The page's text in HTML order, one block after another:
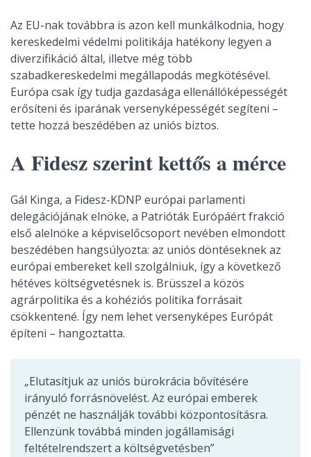
Az EU-nak továbbra is azon kell munkálkodnia, hogy
kereskedelmi védelmi politikája hatékony legyen a
diverzifikáció által, illetve még több
szabadkereskedelmi megállapodás megkötésével.
Európa csak így tudja gazdasága ellenállóképességét
erősíteni és iparának versenyképességét segíteni –
tette hozzá beszédében az uniós biztos.
A Fidesz szerint kettős a mérce
Gál Kinga, a Fidesz-KDNP európai parlamenti
delegációjának elnöke, a Patrióták Európáért frakció
első alelnöke a képviselőcsoport nevében elmondott
beszédében hangsúlyozta: az uniós döntéseknek az
európai embereket kell szolgálniuk, így a következő
hétéves költségvetésnek is. Brüsszel a közös
agrárpolitika és a kohéziós politika forrásait
csökkentené. Így nem lehet versenyképes Európát
építeni – hangoztatta.
„Elutasítjuk az uniós bürokrácia bővítésére
irányuló forrásnövelést. Az európai emberek
pénzét ne használják további központosításra.
Ellenzünk továbbá minden jogállamisági
feltételrendszert a költségvetésben”